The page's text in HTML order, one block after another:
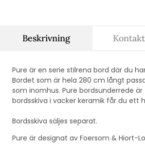
Beskrivning
Pure är en serie stilrena bord där du
Bordet som är hela 280 cm långt
som inomhus. Pure bordsunderrede
bordsskiva i vacker keramik får du ett
Bordsskiva säljes separat.
Pure är designat av Foersom & Hiort-